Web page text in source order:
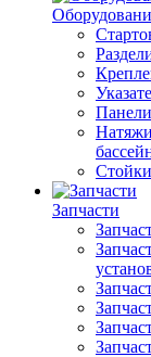
Запчасти